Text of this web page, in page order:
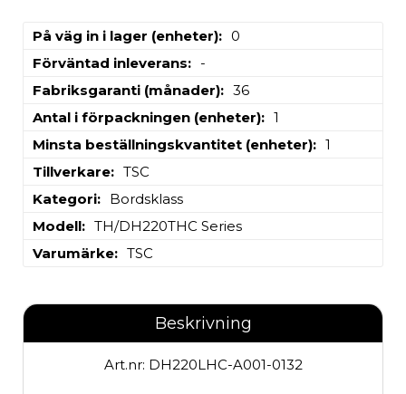
På väg in i lager (enheter)
0
Förväntad inleverans
-
Fabriksgaranti (månader)
36
Antal i förpackningen (enheter)
1
Minsta beställningskvantitet (enheter)
1
Tillverkare
TSC
Kategori
Bordsklass
Modell
TH/DH220THC Series
Varumärke
TSC
Beskrivning
Art.nr: DH220LHC-A001-0132